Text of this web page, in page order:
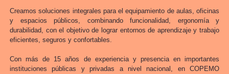
Creamos soluciones integrales para el equipamiento de aulas, oficinas
y espacios públicos, combinando funcionalidad, ergonomía y
durabilidad, con el objetivo de lograr entornos de aprendizaje y trabajo
eficientes, seguros y confortables.
Con más de 15 años de experiencia y presencia en importantes
instituciones públicas y privadas a nivel nacional, en COPEMO